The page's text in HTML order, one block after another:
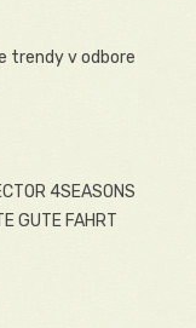
trendy v odbore
4SEASONS
GUTE FAHRT